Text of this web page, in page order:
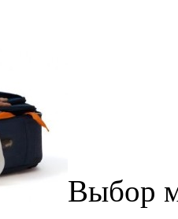
Выбор